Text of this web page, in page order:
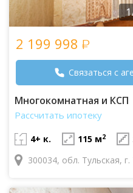
2 199 998
Связаться с
Многокомнатная и КСП
Рассчитать ипотеку
4+ к. 115 м2
300034, обл. Тульская,